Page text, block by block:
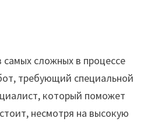
сложных в процессе
требующий специальной
который поможет
несмотря на высокую